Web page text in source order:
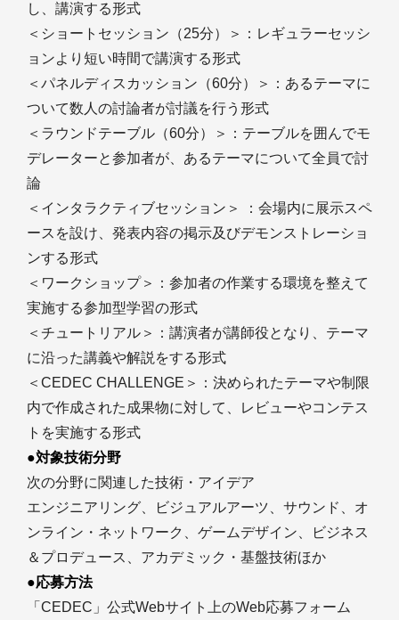
し、講演する形式
＜ショートセッション（25分）＞：レギュラーセッシ
ョンより短い時間で講演する形式
＜パネルディスカッション（60分）＞：あるテーマに
ついて数人の討論者が討議を行う形式
＜ラウンドテーブル（60分）＞：テーブルを囲んでモ
デレーターと参加者が、あるテーマについて全員で討
論
＜インタラクティブセッション＞ ：会場内に展示スペ
ースを設け、発表内容の掲示及びデモンストレーショ
ンする形式
＜ワークショップ＞：参加者の作業する環境を整えて
実施する参加型学習の形式
＜チュートリアル＞：講演者が講師役となり、テーマ
に沿った講義や解説をする形式
＜CEDEC CHALLENGE＞：決められたテーマや制限
内で作成された成果物に対して、レビューやコンテス
トを実施する形式
●対象技術分野
次の分野に関連した技術・アイデア
エンジニアリング、ビジュアルアーツ、サウンド、オ
ンライン・ネットワーク、ゲームデザイン、ビジネス
＆プロデュース、アカデミック・基盤技術ほか
●応募方法
「CEDEC」公式Webサイト上のWeb応募フォーム